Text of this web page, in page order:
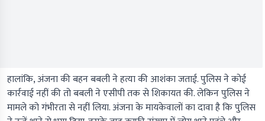
हालांकि, अंजना की बहन बबली ने हत्या की आशंका जताई. पुलिस ने कोई
कार्रवाई नहीं की तो बबली ने एसीपी तक से शिकायत की. लेकिन पुलिस ने
मामले को गंभीरता से नहीं लिया. अंजना के मायकेवालों का दावा है कि पुलिस